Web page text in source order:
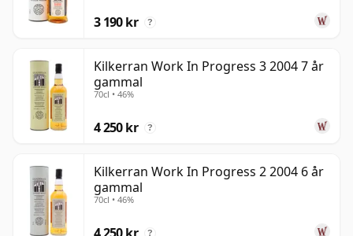
3 190 kr ?
Kilkerran Work In Progress 3 2004 7 år
gammal
70cl • 46%
4 250 kr ?
Kilkerran Work In Progress 2 2004 6 år
gammal
70cl • 46%
?